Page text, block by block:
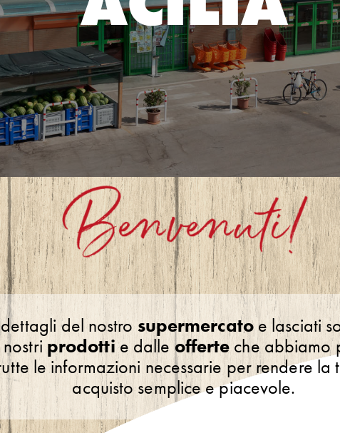
del nostro supermercatoe lasciati
prodottie dalleofferteche abbiamo
le informazioni necessarie per rendere la
acquisto semplice e piacevole.